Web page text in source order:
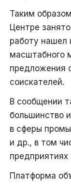
Таким
Центре
работу нашел
масштабного
предложения
соискателей.
В сообщении
большинство
в сферы
и др., в том
Платформа